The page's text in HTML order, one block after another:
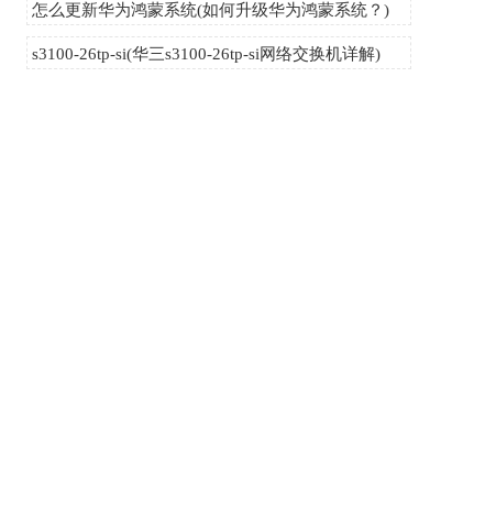
怎么更新华为鸿蒙系统(如何升级华为鸿蒙系统？)
s3100-26tp-si(华三s3100-26tp-si网络交换机详解)